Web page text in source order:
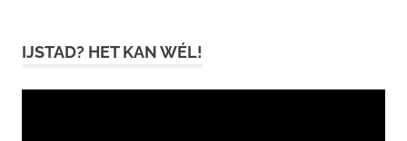
IJSTAD? HET KAN WÉL!